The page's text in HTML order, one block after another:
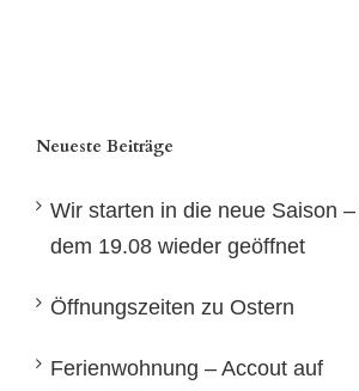
Neueste Beiträge
Wir starten in die neue Saison
dem 19.08 wieder geöffnet
Öffnungszeiten zu Ostern
Ferienwohnung – Accout auf